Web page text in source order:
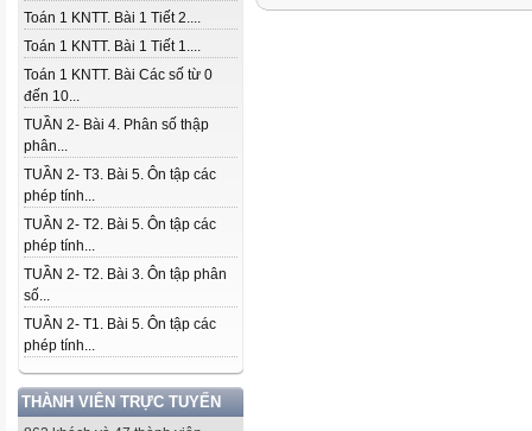
Toán 1 KNTT. Bài 1 Tiết 2....
Toán 1 KNTT. Bài 1 Tiết 1....
Toán 1 KNTT. Bài Các số từ 0
đến 10...
TUẦN 2- Bài 4. Phân số thập
phân...
TUẦN 2- T3. Bài 5. Ôn tập các
phép tính...
TUẦN 2- T2. Bài 5. Ôn tập các
phép tính...
TUẦN 2- T2. Bài 3. Ôn tập phân
số...
TUẦN 2- T1. Bài 5. Ôn tập các
phép tính...
THÀNH VIÊN TRỰC TUYẾN